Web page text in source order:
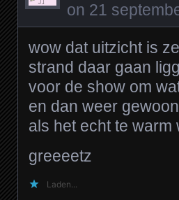
on 21
wow dat uitzicht is
strand daar gaan
voor de show om
en dan weer
als het echt te warm
greeeetz
Laden...